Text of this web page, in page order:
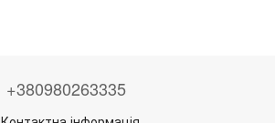
+380980263335